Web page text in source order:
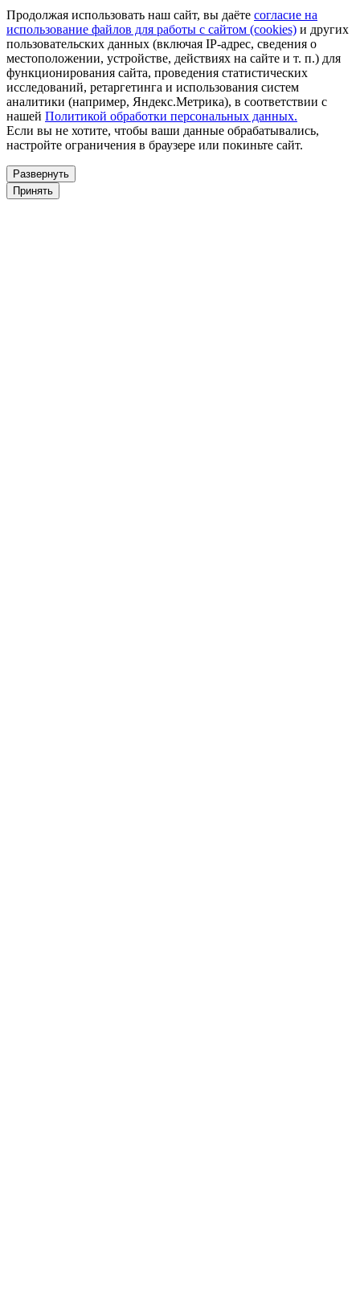
Продолжая использовать наш сайт, вы даёте согласие на
использование файлов для работы с сайтом (cookies) и других
пользовательских данных (включая IP-адрес, сведения о
местоположении, устройстве, действиях на сайте и т. п.) для
функционирования сайта, проведения статистических
исследований, ретаргетинга и использования систем
аналитики (например, Яндекс.Метрика), в соответствии с
нашей Политикой обработки персональных данных.
Если вы не хотите, чтобы ваши данные обрабатывались,
настройте ограничения в браузере или покиньте сайт.
Развернуть
Принять